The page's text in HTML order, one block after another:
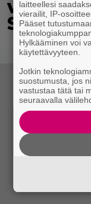
vietti
laitteellesi
vierailit, IP-
Pääset
Hylkääminen voi
käytettävyyteen.
Jotkin
suostumusta, jos
vastustaa tätä tai
seuraavalla